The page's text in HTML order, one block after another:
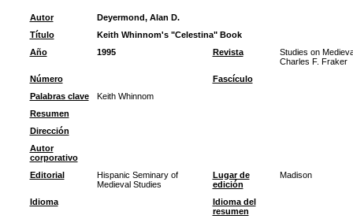
Autor
Deyermond, Alan D.
Título
Keith Whinnom's "Celestina" Book
Año
1995 Revista
Studies on
Charles F. Fraker
Número
Fascículo
Palabras clave
Keith Whinnom
Resumen
Dirección
Autor
corporativo
Editorial
Hispanic Seminary of
Medieval Studies
Lugar de
edición
Madison
Idioma
Idioma del
resumen